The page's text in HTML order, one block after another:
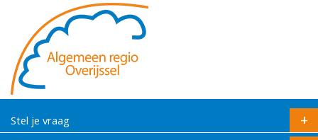
Stel je vraag